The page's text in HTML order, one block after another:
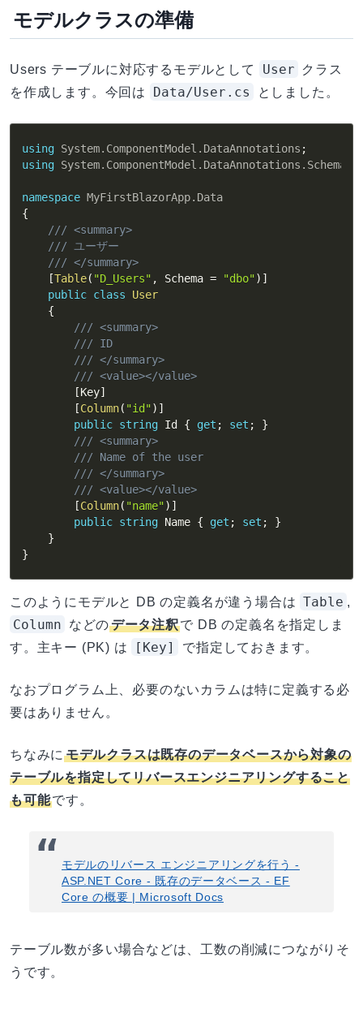
モデルクラスの準備
Users テーブルに対応するモデルとして User
クラス
を作成します。今回は
Data/User.cs としました。
using System. ComponentModel . DataAnnotations ;
using System. ComponentModel . DataAnnotations . Schema
namespace MyFirstBlazorApp. Data
{
/// <summary>
/// ユーザー
/// </summary>
[Table( "D_Users" , Schema = "dbo") ]
public class
User
{
/// <summary>
/// ID
/// </summary>
/// <value></value>
[Key]
[Column( "id") ]
public string Id { get ; set ;
}
/// <summary>
/// Name of the user
/// </summary>
/// <value></value>
[Column( "name") ]
public string Name { get ; set ;
}
}
}
このようにモデルと DB の定義名が違う場合は Table ,
Column などのデータ注釈で DB の定義名を指定しま
す。主キー (PK) は
[Key] で指定しておきます。
なおプログラム上、必要のないカラムは特に定義する必
要はありません。
ちなみにモデルクラスは既存のデータベースから対象の
テーブルを指定してリバースエンジニアリングすること
も可能です。
モデルのリバース エンジニアリングを行う -
ASP.NET Core - 既存のデータベース - EF
Core の概要 | Microsoft Docs
テーブル数が多い場合などは、工数の削減につながりそ
うです。